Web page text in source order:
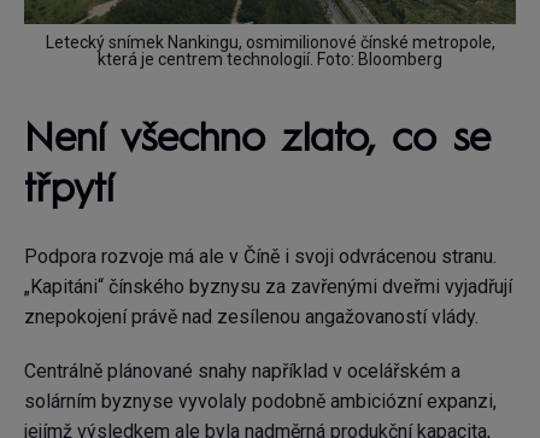
Letecký snímek Nankingu, osmimilionové čínské metropole,
která je centrem technologií. Foto: Bloomberg
Není všechno zlato, co se
třpytí
Podpora rozvoje má ale v Číně i svoji odvrácenou stranu.
„Kapitáni“ čínského byznysu za zavřenými dveřmi vyjadřují
znepokojení právě nad zesílenou angažovaností vlády.
Centrálně plánované snahy například v ocelářském a
solárním byznyse vyvolaly podobně ambiciózní expanzi,
jejímž výsledkem ale byla nadměrná produkční kapacita,